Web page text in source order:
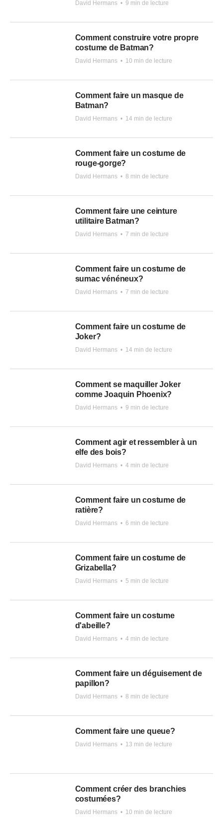
David Hermans • 9 min de lecture
Comment construire votre propre
costume de Batman?
David Hermans • 10 min de lecture
Comment faire un masque de
Batman?
David Hermans • 14 min de lecture
Comment faire un costume de
rouge-gorge?
David Hermans • 8 min de lecture
Comment faire une ceinture
utilitaire Batman?
David Hermans • 7 min de lecture
Comment faire un costume de
sumac vénéneux?
David Hermans • 7 min de lecture
Comment faire un costume de
Joker?
David Hermans • 14 min de lecture
Comment se maquiller Joker
comme Joaquin Phoenix?
David Hermans • 9 min de lecture
Comment agir et ressembler à un
elfe des bois?
David Hermans • 4 min de lecture
Comment faire un costume de
ratière?
David Hermans • 6 min de lecture
Comment faire un costume de
Grizabella?
David Hermans • 5 min de lecture
Comment faire un costume
d'abeille?
David Hermans • 4 min de lecture
Comment faire un déguisement de
papillon?
David Hermans • 8 min de lecture
Comment faire une queue?
David Hermans • 13 min de lecture
Comment créer des branchies
costumées?
David Hermans • 10 min de lecture